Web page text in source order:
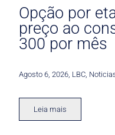
Opção por
preço ao
300 por mês
Agosto 6, 2026 LBC
Leia mais